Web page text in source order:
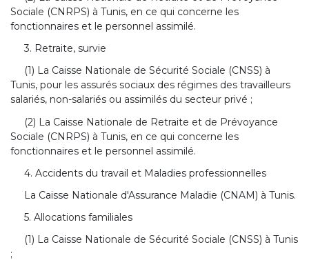
Sociale (CNRPS) à Tunis, en ce qui concerne les
fonctionnaires et le personnel assimilé.
3. Retraite, survie
(1) La Caisse Nationale de Sécurité Sociale (CNSS) à
Tunis, pour les assurés sociaux des régimes des travailleurs
salariés, non-salariés ou assimilés du secteur privé ;
(2) La Caisse Nationale de Retraite et de Prévoyance
Sociale (CNRPS) à Tunis, en ce qui concerne les
fonctionnaires et le personnel assimilé.
4. Accidents du travail et Maladies professionnelles
La Caisse Nationale d'Assurance Maladie (CNAM) à Tunis.
5. Allocations familiales
(1) La Caisse Nationale de Sécurité Sociale (CNSS) à Tunis
;